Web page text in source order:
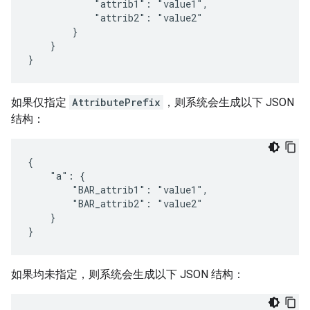
            "attrib1": "value1",
            "attrib2": "value2"
        }
    }
}
如果仅指定 AttributePrefix
，则系统会生成以下 JSON
结构：
{
    "a": {
        "BAR_attrib1": "value1",
        "BAR_attrib2": "value2"
    }
}
如果均未指定，则系统会生成以下 JSON 结构：